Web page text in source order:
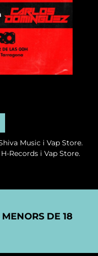
Music i Vap Store.
Records i Vap Store.
DE 18